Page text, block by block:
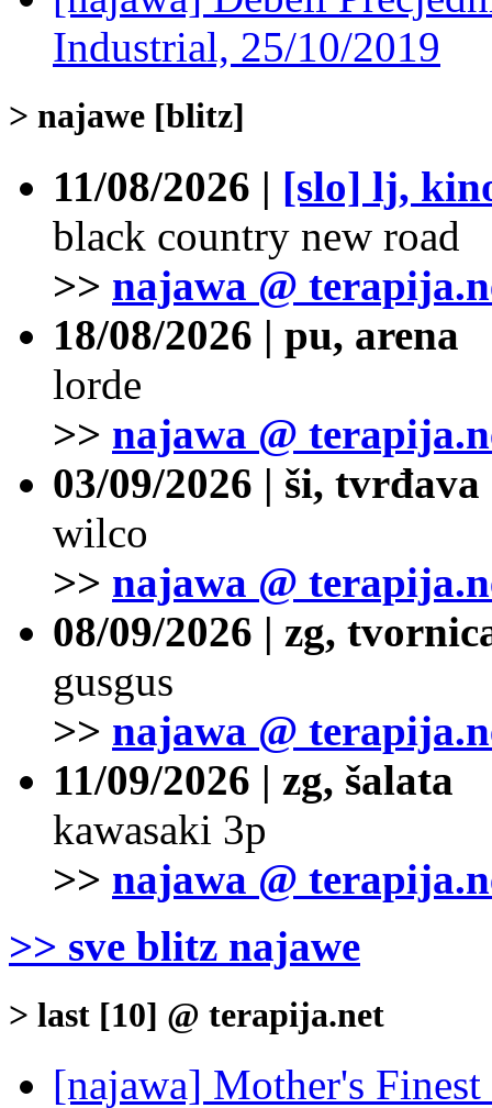
Industrial, 25/10/2019
> najawe [blitz]
11/08/2026 | [slo] lj,
black country new road
>> najawa @
18/08/2026 | pu, arena
lorde
>> najawa @
03/09/2026 | ši,
wilco
>> najawa @
08/09/2026 | zg,
gusgus
>> najawa @
11/09/2026 | zg, šalata
kawasaki 3p
>> najawa @
>> sve blitz najawe
> last [10] @ terapija.net
[najawa] Mother's